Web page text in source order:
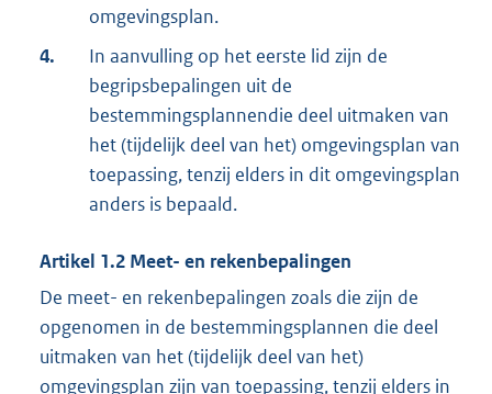
omgevingsplan.
4.
In aanvulling op het eerste lid zijn de
begripsbepalingen uit de
bestemmingsplannendie deel uitmaken van
het (tijdelijk deel van het) omgevingsplan van
toepassing, tenzij elders in dit omgevingsplan
anders is bepaald.
Artikel 1.2 Meet- en rekenbepalingen
De meet- en rekenbepalingen zoals die zijn de
opgenomen in de bestemmingsplannen die deel
uitmaken van het (tijdelijk deel van het)
omgevingsplan zijn van toepassing, tenzij elders in